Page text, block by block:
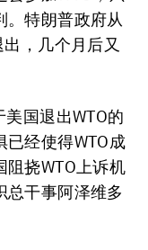
。特朗普政府从
，几个月后又
国退出WTO的
已经使得WTO成
阻挠WTO上诉机
总干事阿泽维多